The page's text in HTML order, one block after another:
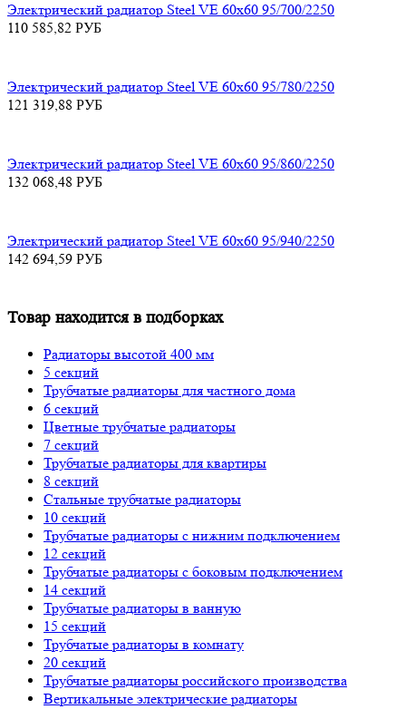
Электрический радиатор Steel VE 60х60 95/700/2250
110 585,82 РУБ
Электрический радиатор Steel VE 60х60 95/780/2250
121 319,88 РУБ
Электрический радиатор Steel VE 60х60 95/860/2250
132 068,48 РУБ
Электрический радиатор Steel VE 60х60 95/940/2250
142 694,59 РУБ
Товар находится в подборках
Радиаторы высотой 400 мм
5 секций
Трубчатые радиаторы для частного дома
6 секций
Цветные трубчатые радиаторы
7 секций
Трубчатые радиаторы для квартиры
8 секций
Стальные трубчатые радиаторы
10 секций
Трубчатые радиаторы с нижним подключением
12 секций
Трубчатые радиаторы с боковым подключением
14 секций
Трубчатые радиаторы в ванную
15 секций
Трубчатые радиаторы в комнату
20 секций
Трубчатые радиаторы российского производства
Вертикальные электрические радиаторы